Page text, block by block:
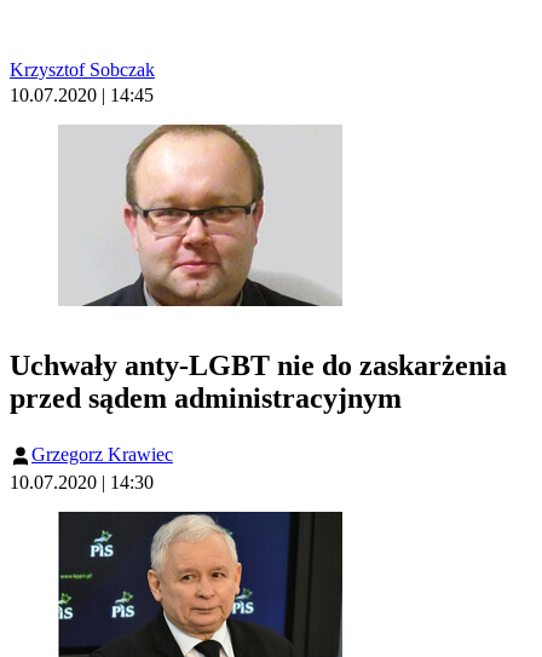
Krzysztof Sobczak
10.07.2020 | 14:45
Uchwały anty-LGBT nie do zaskarżenia
przed sądem administracyjnym
Grzegorz Krawiec
10.07.2020 | 14:30